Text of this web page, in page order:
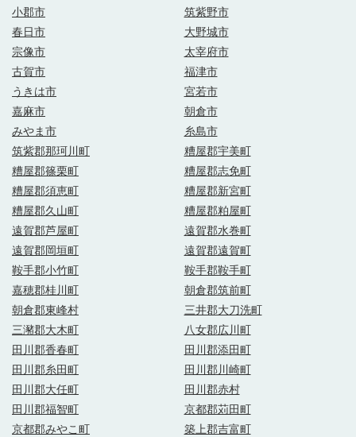
小郡市
筑紫野市
春日市
大野城市
宗像市
太宰府市
古賀市
福津市
うきは市
宮若市
嘉麻市
朝倉市
みやま市
糸島市
筑紫郡那珂川町
糟屋郡宇美町
糟屋郡篠栗町
糟屋郡志免町
糟屋郡須恵町
糟屋郡新宮町
糟屋郡久山町
糟屋郡粕屋町
遠賀郡芦屋町
遠賀郡水巻町
遠賀郡岡垣町
遠賀郡遠賀町
鞍手郡小竹町
鞍手郡鞍手町
嘉穂郡桂川町
朝倉郡筑前町
朝倉郡東峰村
三井郡大刀洗町
三瀦郡大木町
八女郡広川町
田川郡香春町
田川郡添田町
田川郡糸田町
田川郡川崎町
田川郡大任町
田川郡赤村
田川郡福智町
京都郡苅田町
京都郡みやこ町
築上郡吉富町